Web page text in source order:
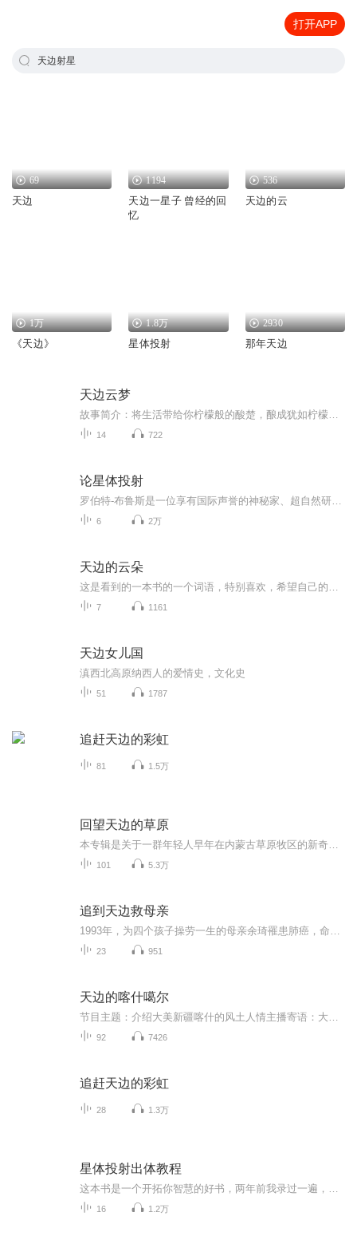
打开APP
天边射星
69
天边
1194
天边一星子 曾经的回
忆
536
天边的云
1万
《天边》
1.8万
星体投射
2930
那年天边
天边云梦
14 722
论星体投射
6 2万
天边的云朵
7 1161
天边女儿国
滇西北高原纳西人的爱情史，文化史
51 1787
追赶天边的彩虹
81 1.5万
回望天边的草原
101 5.3万
追到天边救母亲
23 951
天边的喀什噶尔
92 7426
追赶天边的彩虹
28 1.3万
星体投射出体教程
16 1.2万